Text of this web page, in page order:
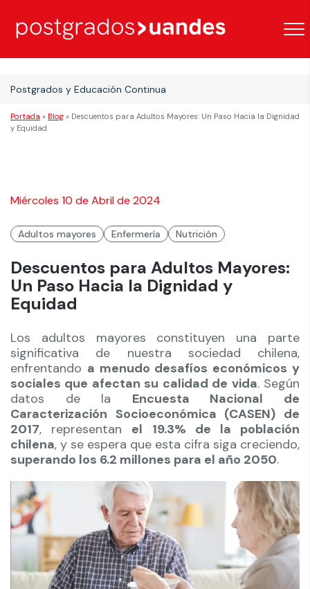
Postgrados y Educación Continua
Portada » Blog » Descuentos para Adultos Mayores: Un Paso Hacia la Dignidad
y Equidad
Miércoles 10 de Abril de 2024
Adultos mayores Enfermería Nutrición
Descuentos para Adultos Mayores:
Un Paso Hacia la Dignidad y
Equidad
Los adultos mayores constituyen una parte
significativa de nuestra sociedad chilena,
enfrentando a menudo desafíos económicos y
sociales que afectan su calidad de vida. Según
datos de la Encuesta Nacional de
Caracterización Socioeconómica (CASEN) de
2017, representan el 19.3% de la población
chilena, y se espera que esta cifra siga creciendo,
superando los 6.2 millones para el año 2050.